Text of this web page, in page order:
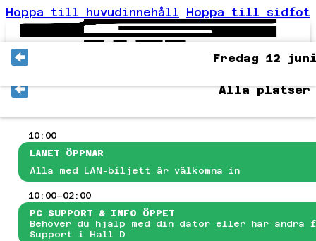
Hoppa till huvudinnehåll Hoppa till sidfot
DISTRIKTEN
FRÅGOR
Fredag 12 juni
Alla platser
10:00
LANET ÖPPNAR
Alla med LAN-biljett är välkomna in
10:00–02:00
PC SUPPORT & INFO ÖPPET
Behöver du hjälp med din dator eller har andra
Support i Hall D